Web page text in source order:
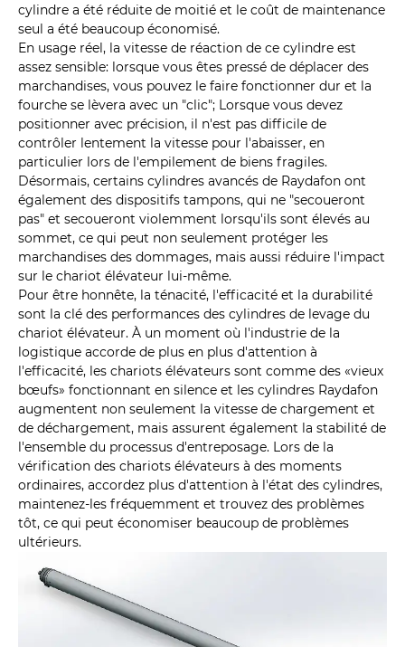
cylindre a été réduite de moitié et le coût de maintenance
seul a été beaucoup économisé.
En usage réel, la vitesse de réaction de ce cylindre est
assez sensible: lorsque vous êtes pressé de déplacer des
marchandises, vous pouvez le faire fonctionner dur et la
fourche se lèvera avec un "clic"; Lorsque vous devez
positionner avec précision, il n'est pas difficile de
contrôler lentement la vitesse pour l'abaisser, en
particulier lors de l'empilement de biens fragiles.
Désormais, certains cylindres avancés de Raydafon ont
également des dispositifs tampons, qui ne "secoueront
pas" et secoueront violemment lorsqu'ils sont élevés au
sommet, ce qui peut non seulement protéger les
marchandises des dommages, mais aussi réduire l'impact
sur le chariot élévateur lui-même.
Pour être honnête, la ténacité, l'efficacité et la durabilité
sont la clé des performances des cylindres de levage du
chariot élévateur. À un moment où l'industrie de la
logistique accorde de plus en plus d'attention à
l'efficacité, les chariots élévateurs sont comme des «vieux
bœufs» fonctionnant en silence et les cylindres Raydafon
augmentent non seulement la vitesse de chargement et
de déchargement, mais assurent également la stabilité de
l'ensemble du processus d'entreposage. Lors de la
vérification des chariots élévateurs à des moments
ordinaires, accordez plus d'attention à l'état des cylindres,
maintenez-les fréquemment et trouvez des problèmes
tôt, ce qui peut économiser beaucoup de problèmes
ultérieurs.